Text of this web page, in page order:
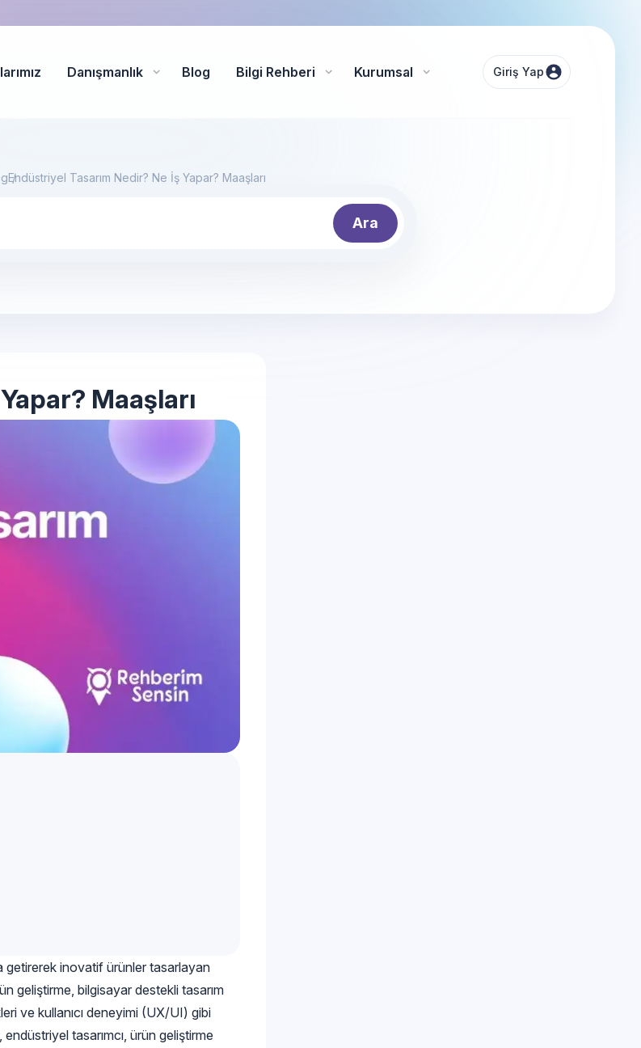
Danışmanlık Blog Bilgi Rehberi Kurumsal Giriş Yap
Endüstriyel Tasarım Nedir? Ne İş Yapar? Maaşları
Ara
Maaşları
getirerek inovatif ürünler tasarlayan
geliştirme, bilgisayar destekli tasarım
ve kullanıcı deneyimi (UX/UI) gibi
tasarımcı, ürün geliştirme